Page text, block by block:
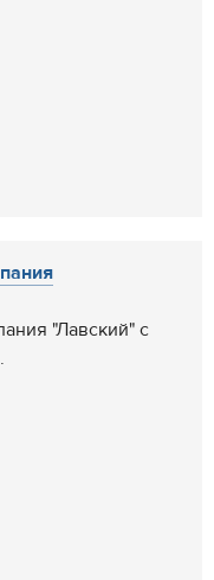
"Лавский" с